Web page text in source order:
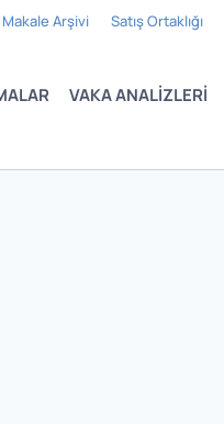
Makale Arşivi Satış Ortaklığı
VAKA ANALIZLERI